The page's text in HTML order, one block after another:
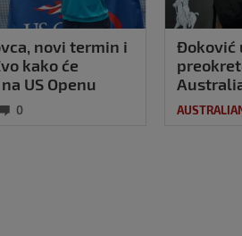
novi termin i
kako će
US Openu
0
Đoković